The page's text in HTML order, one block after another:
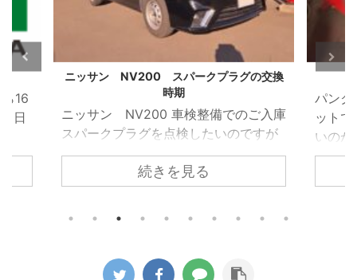
交換
入庫
ール
しか
応急パンク修理の後は
パンクをしたので車載のパンク修理キ
ットで直したがこのまま乗り続けて良
いのかとのお電話がありました。 車載
のパンク修理キットはあくまでも応急
的に使うものなのでパンク修理箇所の
伝えしてご来店いただきました。 昨今
しています。 修理剤を使用したタイヤ
続きを見る
VW
VW
受け
れた
れて